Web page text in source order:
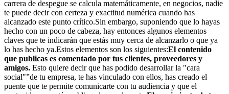
carrera de despegue se calcula matemáticamente, en negocios, nadie
te puede decir con certeza y exactitud numérica cuando has
alcanzado este punto crítico.Sin embargo, suponiendo que lo hayas
hecho con un poco de cabeza, hay entonces algunos elementos
claves que te indicarán que estás muy cerca de alcanzarlo o que ya
lo has hecho ya.Estos elementos son los siguientes:El contenido
que publicas es comentado por tus clientes, proveedores y
amigos. Esto quiere decir que has podido desarrollar la "cara
social"”de tu empresa, te has vinculado con ellos, has creado el
puente que te permite comunicarte con tu audiencia y que el